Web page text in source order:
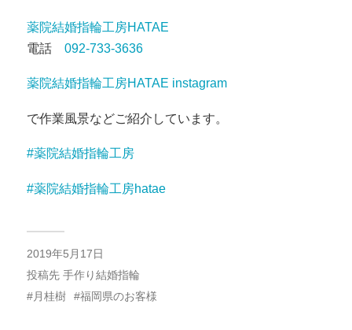
薬院結婚指輪工房HATAE
電話 092-733-3636
薬院結婚指輪工房HATAE instagram
で作業風景などご紹介しています。
#薬院結婚指輪工房
#薬院結婚指輪工房hatae
2019年5月17日
投稿先 手作り結婚指輪
月桂樹
福岡県のお客様